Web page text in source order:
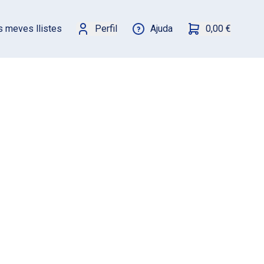
meves llistes Perfil Ajuda 0,00 €